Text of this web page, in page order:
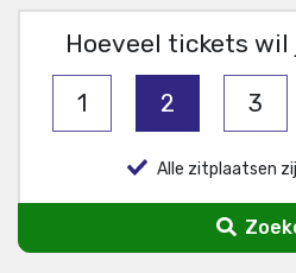
Hoeveel tickets
1 2 3
Alle zitplaatsen